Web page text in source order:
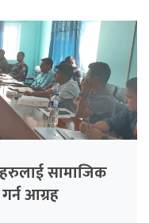
सामाजिक
आग्रह